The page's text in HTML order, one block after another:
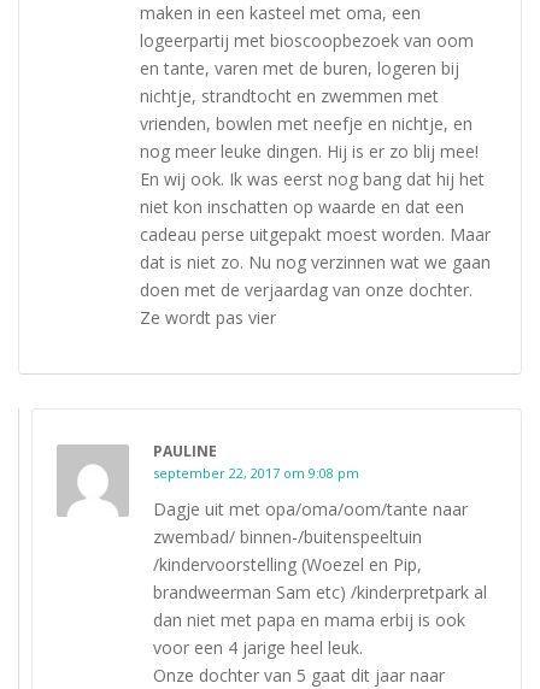
maken in een kasteel met oma, een
logeerpartij met bioscoopbezoek van oom
en tante, varen met de buren, logeren bij
nichtje, strandtocht en zwemmen met
vrienden, bowlen met neefje en nichtje, en
nog meer leuke dingen. Hij is er zo blij mee!
En wij ook. Ik was eerst nog bang dat hij het
niet kon inschatten op waarde en dat een
cadeau perse uitgepakt moest worden. Maar
dat is niet zo. Nu nog verzinnen wat we gaan
doen met de verjaardag van onze dochter.
Ze wordt pas vier
PAULINE
september 22, 2017 om 9:08 pm
Dagje uit met opa/oma/oom/tante naar
zwembad/ binnen-/buitenspeeltuin
/kindervoorstelling (Woezel en Pip,
brandweerman Sam etc) /kinderpretpark al
dan niet met papa en mama erbij is ook
voor een 4 jarige heel leuk.
Onze dochter van 5 gaat dit jaar naar